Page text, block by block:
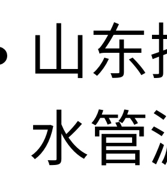
山东
水管